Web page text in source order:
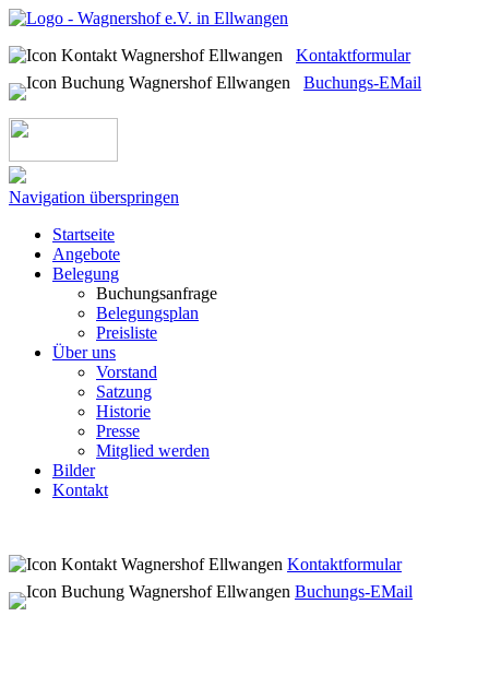
Kontaktformular
Buchungs-EMail
Navigation überspringen
Startseite
Angebote
Belegung
Buchungsanfrage
Belegungsplan
Preisliste
Über uns
Vorstand
Satzung
Historie
Presse
Mitglied werden
Bilder
Kontakt
Kontaktformular
Buchungs-EMail